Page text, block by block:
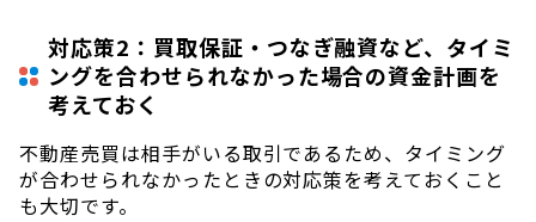
対応策2：買取保証・つなぎ融資など、タイミ
ングを合わせられなかった場合の資金計画を
考えておく
不動産売買は相手がいる取引であるため、タイミング
が合わせられなかったときの対応策を考えておくこと
も大切です。